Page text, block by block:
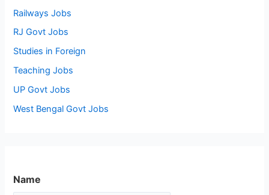
Railways Jobs
RJ Govt Jobs
Studies in Foreign
Teaching Jobs
UP Govt Jobs
West Bengal Govt Jobs
Name